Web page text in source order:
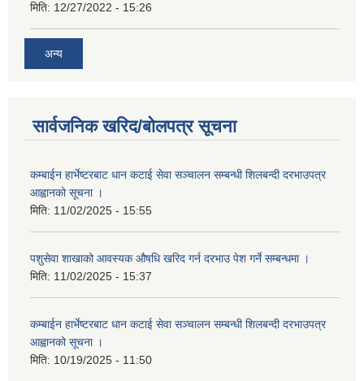
मिति: 12/27/2022 - 15:26
अन्य
सार्वजनिक खरिद/बोलपत्र सूचना
कम्बाईन हार्भेष्टरबाट धान कटाई सेवा सञ्चालन सम्बन्धी शिलबन्दी दरभाउपत्र
आह्वानको सूचना ।
मिति: 11/02/2025 - 15:55
पशुसेवा शाखाको आवस्यक औषधि खरिद गर्न दरभाउ पेश गर्ने सम्बन्धमा ।
मिति: 11/02/2025 - 15:37
कम्बाईन हार्भेष्टरबाट धान कटाई सेवा सञ्चालन सम्बन्धी शिलबन्दी दरभाउपत्र
आह्वानको सूचना ।
मिति: 10/19/2025 - 11:50